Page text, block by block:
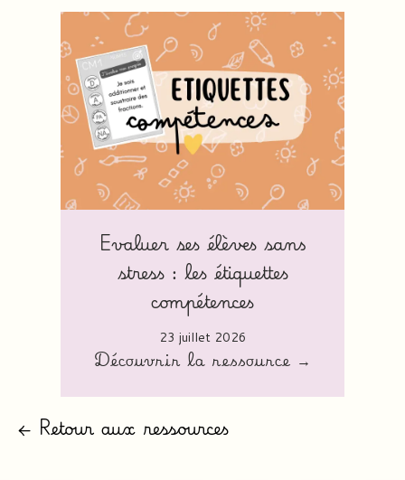
Evaluer ses élèves sans
stress : les étiquettes
compétences
23 juillet 2026
Découvrir la ressource →
← Retour aux ressources